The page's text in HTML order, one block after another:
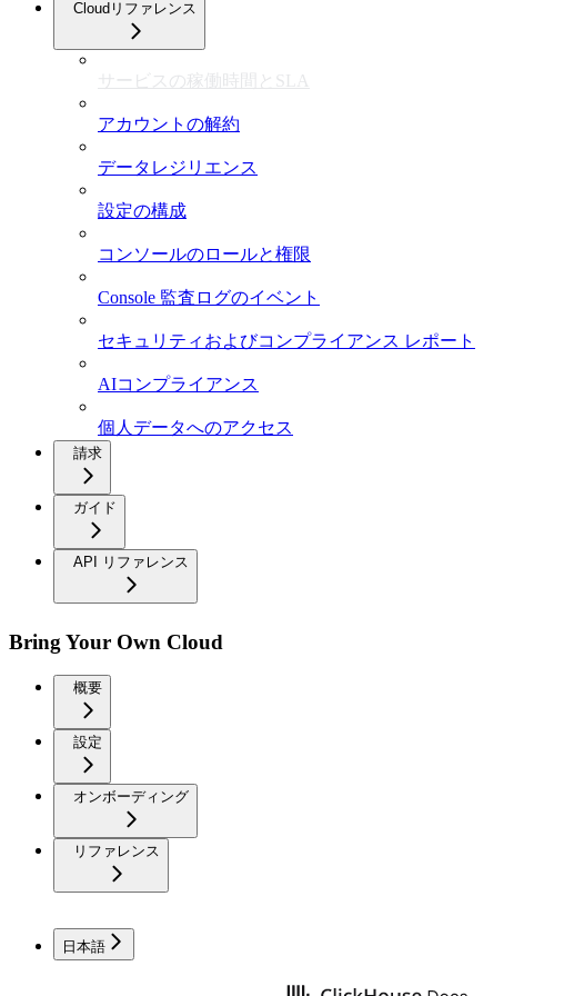
Cloudリファレンス
サービスの稼働時間とSLA
アカウントの解約
データレジリエンス
設定の構成
コンソールのロールと権限
Console 監査ログのイベント
セキュリティおよびコンプライアンス レポート
AIコンプライアンス
個人データへのアクセス
請求
ガイド
API リファレンス
Bring Your Own Cloud
概要
設定
オンボーディング
リファレンス
日本語